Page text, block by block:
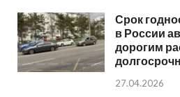
Срок
в России
дорогим
27.04.2026